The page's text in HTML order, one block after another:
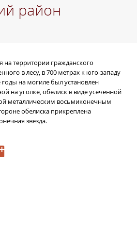
район
на территории гражданского
в лесу, в 700 метрах к юго-западу
на могиле был установлен
на уголке, обелиск в виде усеченной
металлическим восьмиконечным
обелиска прикреплена
звезда.